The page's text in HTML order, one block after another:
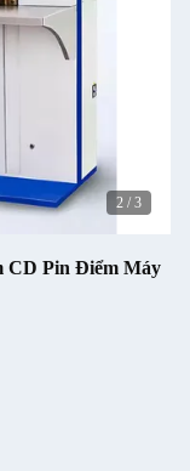
2 / 3
CD Pin Điểm Máy